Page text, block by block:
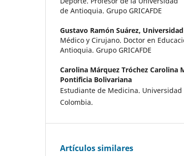
de Antioquia. Grupo GRICAFDE
Gustavo Ramón Suárez,
Médico y Cirujano. Doctor en
Antioquia. Grupo GRICAFDE
Carolina Márquez Tróchez Carolina
Pontificia Bolivariana
Estudiante de Medicina.
Colombia.
Artículos similares